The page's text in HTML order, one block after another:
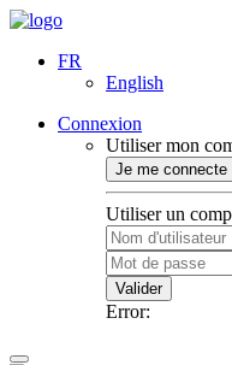
FR
English
Connexion
Utiliser mon
Je me connecte
Utiliser un
Valider
Error: